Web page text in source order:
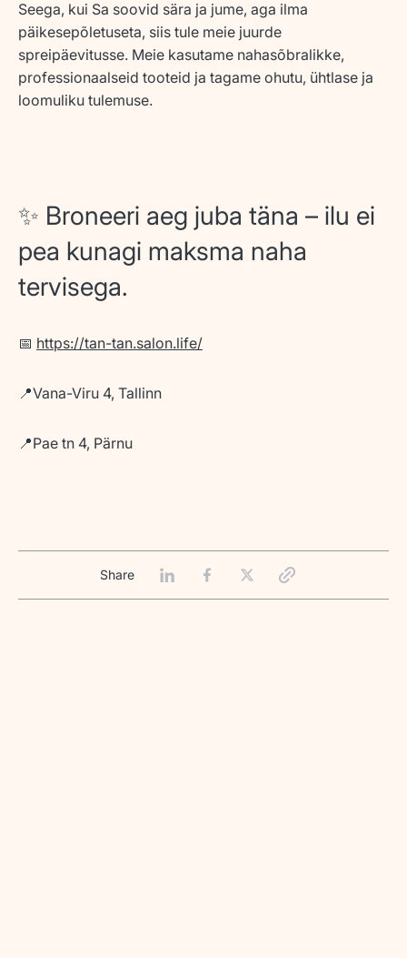
Seega, kui Sa soovid sära ja jume, aga ilma
päikesepõletuseta, siis tule meie juurde
spreipäevitusse. Meie kasutame nahasõbralikke,
professionaalseid tooteid ja tagame ohutu, ühtlase ja
loomuliku tulemuse.
✨ Broneeri aeg juba täna – ilu ei
pea kunagi maksma naha
tervisega.
📅 https://tan-tan.salon.life/
📍Vana-Viru 4, Tallinn
📍Pae tn 4, Pärnu
Share